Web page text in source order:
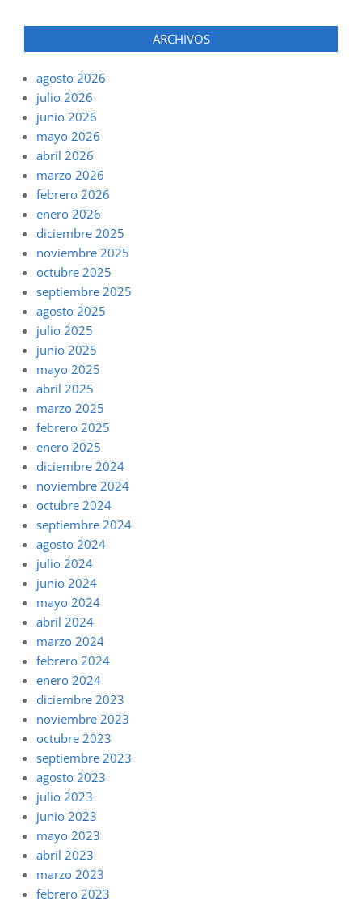
ARCHIVOS
agosto 2026
julio 2026
junio 2026
mayo 2026
abril 2026
marzo 2026
febrero 2026
enero 2026
diciembre 2025
noviembre 2025
octubre 2025
septiembre 2025
agosto 2025
julio 2025
junio 2025
mayo 2025
abril 2025
marzo 2025
febrero 2025
enero 2025
diciembre 2024
noviembre 2024
octubre 2024
septiembre 2024
agosto 2024
julio 2024
junio 2024
mayo 2024
abril 2024
marzo 2024
febrero 2024
enero 2024
diciembre 2023
noviembre 2023
octubre 2023
septiembre 2023
agosto 2023
julio 2023
junio 2023
mayo 2023
abril 2023
marzo 2023
febrero 2023